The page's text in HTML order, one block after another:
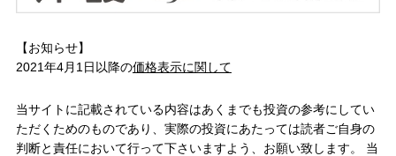
【お知らせ】
2021年4月1日以降の価格表示に関して
当サイトに記載されている内容はあくまでも投資の参考にしてい
ただくためのものであり、実際の投資にあたっては読者ご自身の
判断と責任において行って下さいますよう、お願い致します。 当